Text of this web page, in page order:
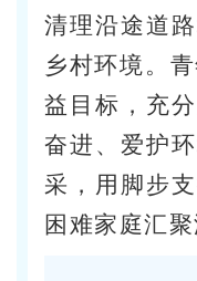
清理沿途道
乡村环境。
益目标，充
奋进、爱护
采，用脚步
困难家庭汇聚